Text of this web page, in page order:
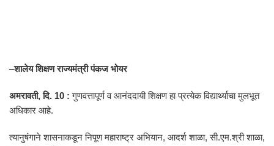
–शालेय शिक्षण राज्यमंत्री पंकज भोयर
अमरावती, दि. 10 : गुणवत्तापूर्ण व आनंददायी शिक्षण हा प्रत्येक विद्यार्थ्याचा मुलभूत
अधिकार आहे.
त्यानुषंगाने शासनाकडून निपूण महाराष्ट्र अभियान, आदर्श शाळा, सी.एम.श्री शाळा,